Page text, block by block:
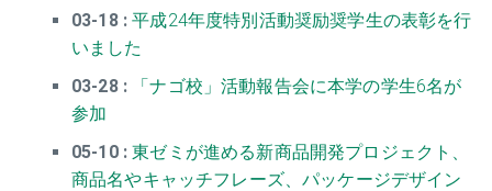
03-18 :平成24年度特別活動奨励奨学生の表彰を行
いました
03-28 :
「ナゴ校」活動報告会に本学の学生6名が
参加
05-10 :東ゼミが進める新商品開発プロジェクト、
商品名やキャッチフレーズ、パッケージデザイン